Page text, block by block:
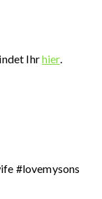
Ihrhier.
#lovemysons